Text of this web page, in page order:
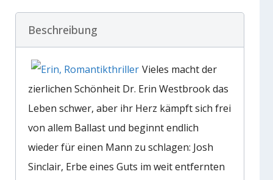
Beschreibung
Vieles macht der
zierlichen Schönheit Dr. Erin Westbrook das
Leben schwer, aber ihr Herz kämpft sich frei
von allem Ballast und beginnt endlich
wieder für einen Mann zu schlagen: Josh
Sinclair, Erbe eines Guts im weit entfernten